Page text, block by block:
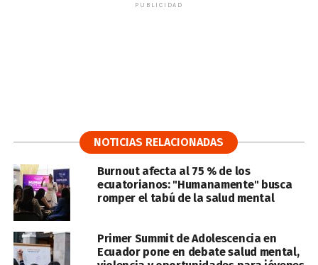
PUBLICIDAD
NOTICIAS RELACIONADAS
Burnout afecta al 75 % de los
ecuatorianos: "Humanamente" busca
romper el tabú de la salud mental
Primer Summit de Adolescencia en
Ecuador pone en debate salud mental,